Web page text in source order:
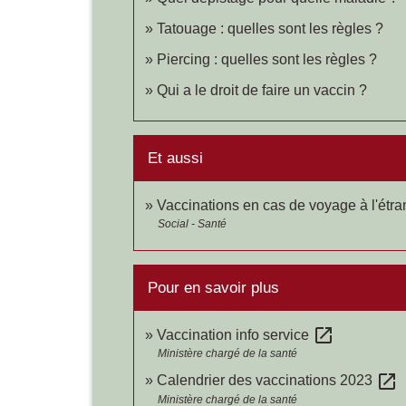
Tatouage : quelles sont les règles ?
Piercing : quelles sont les règles ?
Qui a le droit de faire un vaccin ?
Et aussi
Vaccinations en cas de voyage à
Social - Santé
Pour en savoir plus
Vaccination info service open_in_new
Ministère chargé de la santé
Calendrier des vaccinations 2023 open_in_new
Ministère chargé de la santé